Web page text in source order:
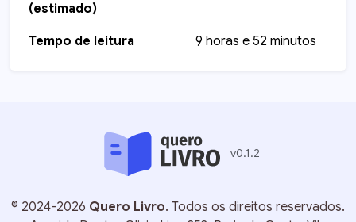
(estimado)
Tempo de leitura 9 horas e 52 minutos
v0.1.2
© 2024-2026 Quero Livro. Todos os direitos reservados.